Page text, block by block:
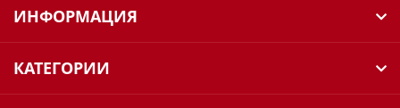
ИНФОРМАЦИЯ
КАТЕГОРИИ